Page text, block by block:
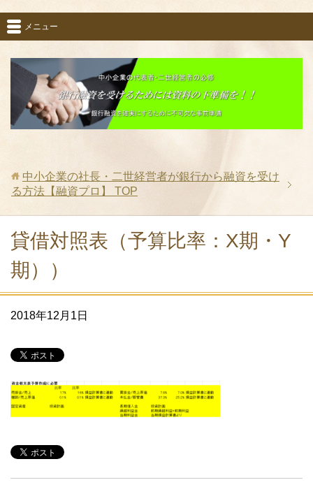
メニュー
中小企業の社長・二世経営者が銀行から融資を受け
る方法【融資プロ】
TOP
貸借対照表（予算比率：X期・Y
期））
2018年12月1日